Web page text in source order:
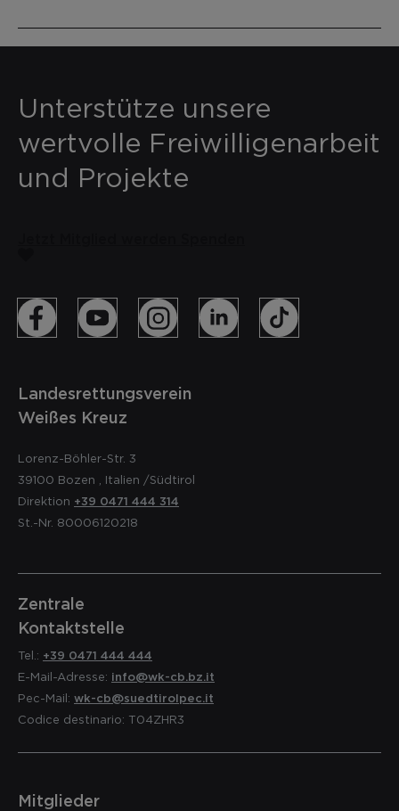
Unterstütze unsere
wertvolle Freiwilligenarbeit
und Projekte
Landesrettungsverein
Weißes Kreuz
Lorenz-Böhler-Str. 3
39100 Bozen Italien /Südtirol
Direktion +39 0471 444 314
St.-Nr. 80006120218
Zentrale
Kontaktstelle
Tel.: +39 0471 444 444
E-Mail-Adresse: info@wk-cb.bz.it
Pec-Mail: wk-cb@suedtirolpec.it
Codice destinario: T04ZHR3
Mitglieder